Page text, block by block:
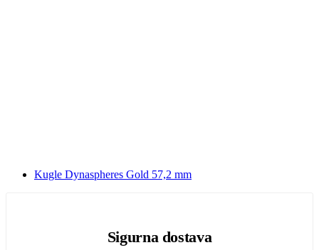
Kugle Dynaspheres Gold 57,2 mm
Sigurna dostava